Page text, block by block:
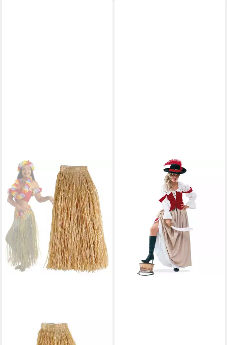
Hawaii-Kostüm Hula Rock
Piraten-Kostüm Damen
Piratenbraut Piratin Kostüm
Karneval Fasching Halloween,
Hohe Qualität
UVP49,99 €
lieferbar - in 6-7 Werktagen bei dir